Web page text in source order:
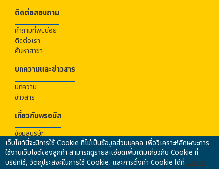
ติดต่อสอบถาม
คำถามที่พบบ่อย
ติดต่อเรา
ค้นหาสาขา
บทความและข่าวสาร
บทความ
ข่าวสาร
เกี่ยวกับพรอมิส
ข้อมูลบริษัท
ร่วมงานกับเรา
นโยบายคุ้มครองข้อมูลส่วนบุคคล
นโยบายความปลอดภัยของข้อมูล
เว็บไซต์นี้จะมีการใช้ Cookie ที่ไม่เป็นข้อมูลส่วนบุคคล เพื่อวิเคราะห์ลักษณะการ
ใช้งานเว็บไซต์ของลูกค้า สามารถดูรายละเอียดเพิ่มเติมเกี่ยวกับ Cookie ที่
บริษัทใช้, วัตถุประสงค์ในการใช้ Cookie, และการตั้งค่า Cookie ได้ที่นโยบาย